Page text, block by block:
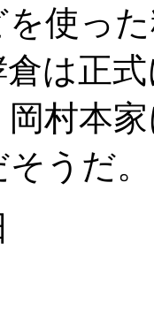
使っ
は正
村本
そう